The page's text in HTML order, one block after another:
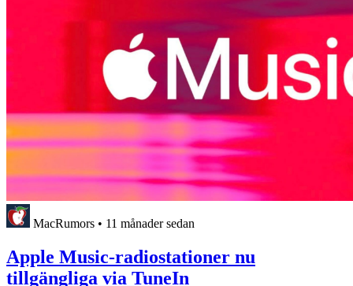
MacRumors • 11 månader sedan
Apple Music-radiostationer nu
tillgängliga via TuneIn